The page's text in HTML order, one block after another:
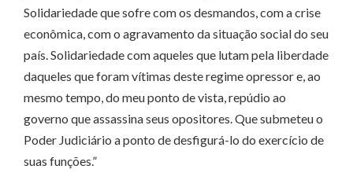
Solidariedade que sofre com os desmandos, com a crise
econômica, com o agravamento da situação social do seu
país. Solidariedade com aqueles que lutam pela liberdade
daqueles que foram vítimas deste regime opressor e, ao
mesmo tempo, do meu ponto de vista, repúdio ao
governo que assassina seus opositores. Que submeteu o
Poder Judiciário a ponto de desfigurá-lo do exercício de
suas funções.”